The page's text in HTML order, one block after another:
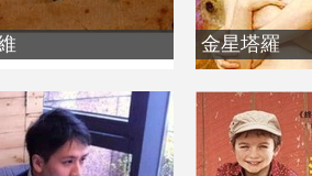
金星塔羅